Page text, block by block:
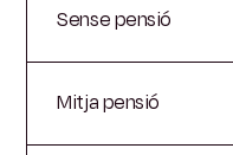
Sense pensió
Mitja pensió